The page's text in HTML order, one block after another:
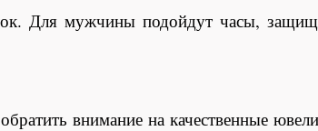
Для мужчины подойдут часы,
внимание на качественные